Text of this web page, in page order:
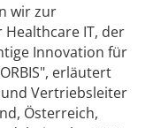
wir zur
IT, der
Innovation für
erläutert
Vertriebsleiter
Österreich,